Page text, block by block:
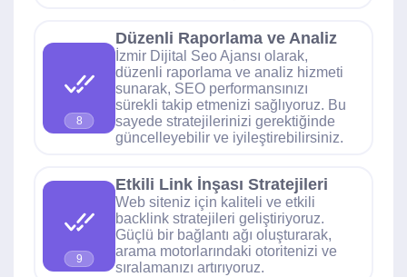
8
Düzenli Raporlama ve Analiz
İzmir Dijital Seo Ajansı olarak,
düzenli raporlama ve analiz hizmeti
sunarak, SEO performansınızı
sürekli takip etmenizi sağlıyoruz. Bu
sayede stratejilerinizi gerektiğinde
güncelleyebilir ve iyileştirebilirsiniz.
9
Etkili Link İnşası Stratejileri
Web siteniz için kaliteli ve etkili
backlink stratejileri geliştiriyoruz.
Güçlü bir bağlantı ağı oluşturarak,
arama motorlarındaki otoritenizi ve
sıralamanızı artırıyoruz.